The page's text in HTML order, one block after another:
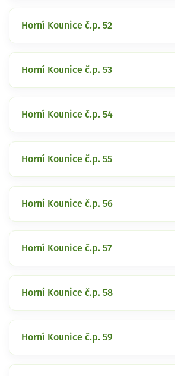
Horní Kounice č.p. 52
Horní Kounice č.p. 53
Horní Kounice č.p. 54
Horní Kounice č.p. 55
Horní Kounice č.p. 56
Horní Kounice č.p. 57
Horní Kounice č.p. 58
Horní Kounice č.p. 59